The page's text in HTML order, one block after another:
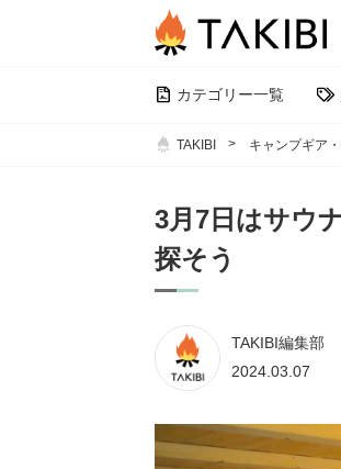
カテゴリー一覧
TAKIBI キャンプギア
3月7日はサウ
探そう
TAKIBI編集部
2024.03.07